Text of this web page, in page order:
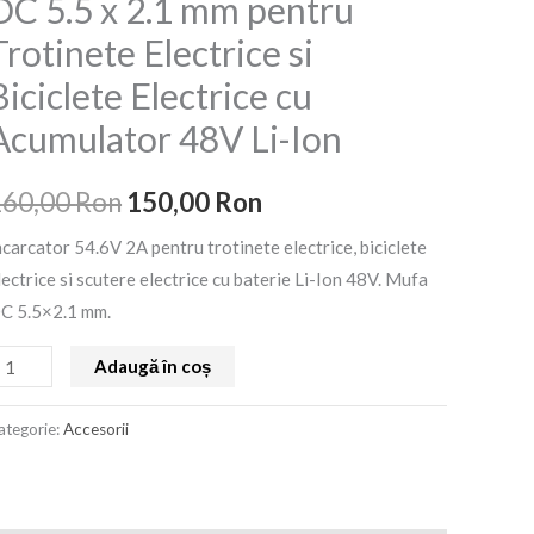
5.5 x 2.1 mm pentru
Electrice si
Electrice cu
48V Li-Ion
Ron
a
fost:
160,00 Ron.
150,00 Ron
este:
54.6V 2A pentru trotinete electrice, biciclete
si scutere electrice cu baterie Li-Ion 48V. Mufa
5.5×2.1 mm.
Adaugă în coș
Accesorii